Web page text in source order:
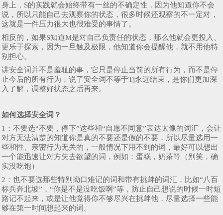
身上，S的实践就会始终带有一丝的不确定性，因为他知道你不会
说，所以只能自己去观察你的状态，很多时候还观察的不一定对，
这就是一件压力很大也很难受的事情了。
相反的，如果S知道M是对自己负责任的状态，那么他就会更投入、
更乐于探索，因为一旦触及极限，他知道你会提醒他，就不用他特
别担心。
讲安全词并不是羞耻的事，它只是停止当前的所有行为，而不是停
止今后的所有行为，说了安全词不等于Tj永远结束，是你们更加深
入了解，调整好状态之后再来。
如何选择安全词？
1：不要选“不要，停下”这些和“自愿不同意”表达太像的词汇，会让
对方无法清楚的知道你是真的不要还是假的不要，所以尽量选用一
些和性、亲密行为无关的，一般情况下用不到的词，最好可以想出
一个能迅速让对方失去欲望的词，例如：蛋糕，奶茶等（别笑，确
实没吃饱）
2：也不要选那些特别拗口难记的词和带有挑衅的词汇，比如“八百
标兵奔北坡”，“你是不是没吃饭啊”等，防止自己想说的时候一时短
路记不起来，或是让他觉得你不够尽兴在挑衅他，尽量选择一些能
够在第一时间想起来的词。